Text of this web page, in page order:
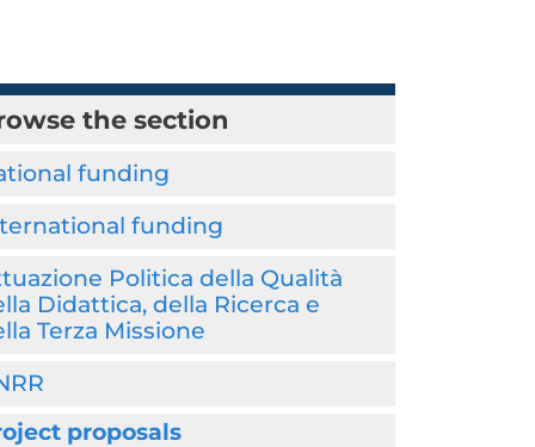
the section
funding
funding
Politica della Qualità
Didattica, della Ricerca e
Terza Missione
proposals